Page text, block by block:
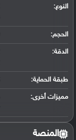
النوع:
الحجم:
الدقة:
طبقة الحماية:
مميزات أخرى:
المنصة